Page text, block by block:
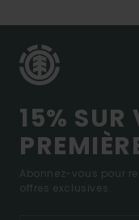
15% SUR
Abonnez-vous pour
offres exclusives.